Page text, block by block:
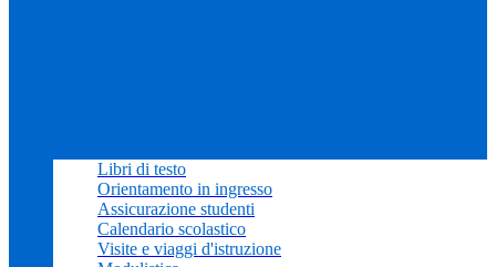
Libri di testo
Orientamento in ingresso
Assicurazione studenti
Calendario scolastico
Visite e viaggi d'istruzione